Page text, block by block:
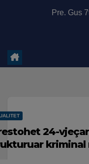
Pre. Gus
24-
kriminal